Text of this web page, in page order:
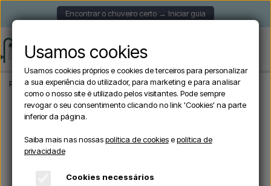
Encontrar o chuveiro certo → Iniciar guia
Página inicial Chuveiros de jardim Chuveiros exteriores autónomos
Usamos cookies
Usamos cookies próprios e cookies de terceiros para personalizar
a sua experiência do utilizador, para marketing e para analisar
como o nosso site é utilizado pelos visitantes. Pode sempre
revogar o seu consentimento clicando no link 'Cookies' na parte
inferior da página.
Saiba mais nas nossaspolítica de cookiesepolítica de
privacidade
Cookies necessários